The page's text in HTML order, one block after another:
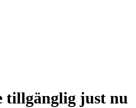
tillgänglig just nu